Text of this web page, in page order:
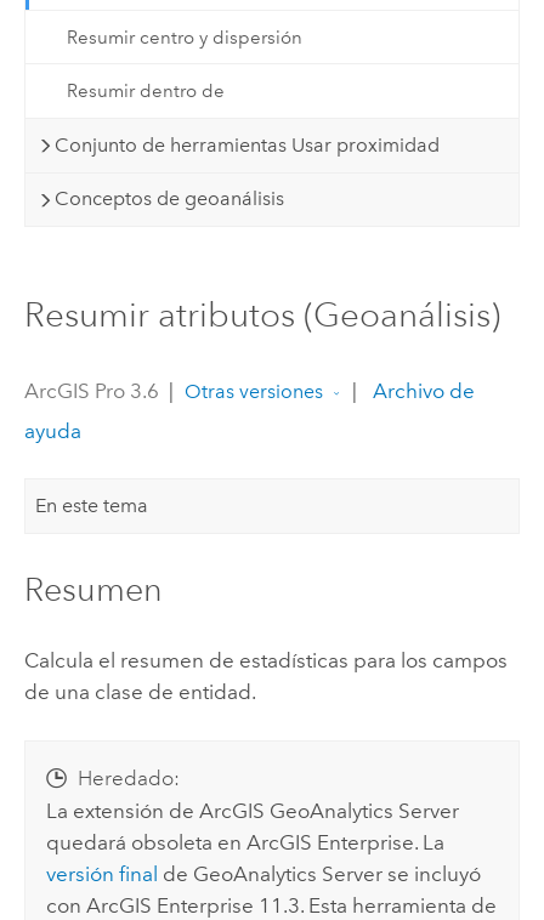
Resumir centro y dispersión
Resumir dentro de
Conjunto de herramientas Usar proximidad
Conceptos de geoanálisis
Resumir atributos (Geoanálisis)
ArcGIS Pro 3.6 Otras versiones
Archivo de
ayuda
En este tema
Resumen
Calcula el resumen de estadísticas para los campos
de una clase de entidad.
Heredado:
La extensión deArcGIS GeoAnalytics Server
quedará obsoleta enArcGIS Enterprise. La
versión final de GeoAnalytics Server se incluyó
conArcGIS Enterprise 11.3. Esta herramienta de